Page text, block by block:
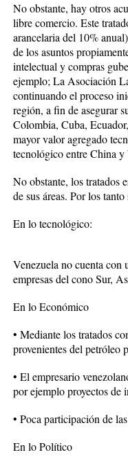
No obstante, hay otros
libre comercio. Este
arancelaria del 10%
de los asuntos
intelectual y compras
ejemplo; La Asociación
continuando el proceso
región, a fin de asegurar
Colombia, Cuba,
mayor valor agregado
tecnológico entre China y
No obstante, los tratados
de sus áreas. Por los
En lo tecnológico:
Venezuela no cuenta con
empresas del cono Sur,
En lo Económico
• Mediante los tratados
provenientes del petróleo
• El empresario
por ejemplo proyectos de
• Poca participación de
En lo Político